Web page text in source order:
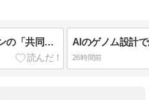
サウジ・トルコ・パキスタンの「共同防衛協定」 「米国中心」から「地域大国による多極型」への変化
26時間前